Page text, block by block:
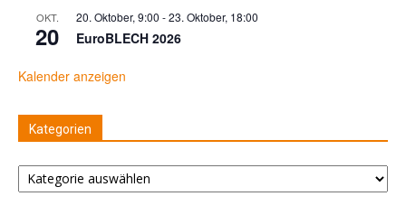
OKT.
20
20. Oktober, 9:00 -23. Oktober, 18:00
EuroBLECH 2026
Kalender anzeigen
Kategorien
Kategorien